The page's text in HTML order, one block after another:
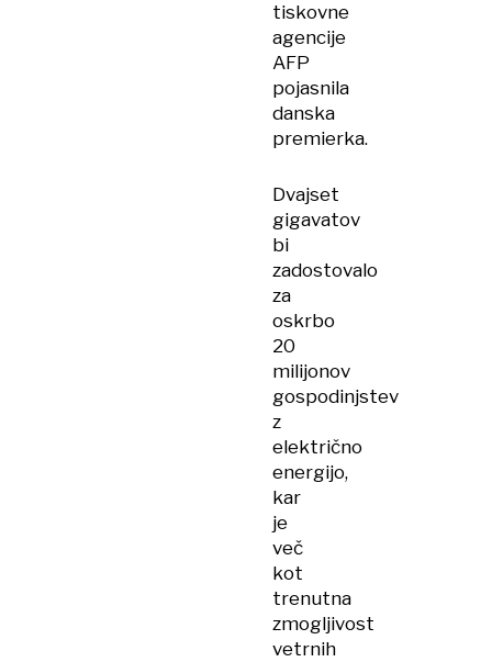
tiskovne
agencije
AFP
pojasnila
danska
premierka.
Dvajset
gigavatov
bi
zadostovalo
za
oskrbo
20
milijonov
gospodinjstev
z
električno
energijo,
kar
je
več
kot
trenutna
zmogljivost
vetrnih